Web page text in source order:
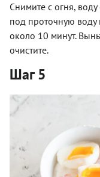
Снимите с огня,
под проточную воду
около 10 минут.
очистите.
Шаг 5